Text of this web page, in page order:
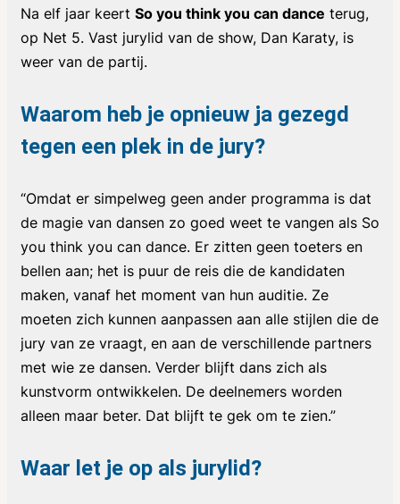
Na elf jaar keert So you think you can dance terug,
op Net 5. Vast jurylid van de show, Dan Karaty, is
weer van de partij.
Waarom heb je opnieuw ja gezegd
tegen een plek in de jury?
“Omdat er simpelweg geen ander programma is dat
de magie van dansen zo goed weet te vangen als So
you think you can dance. Er zitten geen toeters en
bellen aan; het is puur de reis die de kandidaten
maken, vanaf het moment van hun auditie. Ze
moeten zich kunnen aanpassen aan alle stijlen die de
jury van ze vraagt, en aan de verschillende partners
met wie ze dansen. Verder blijft dans zich als
kunstvorm ontwikkelen. De deelnemers worden
alleen maar beter. Dat blijft te gek om te zien.”
Waar let je op als jurylid?